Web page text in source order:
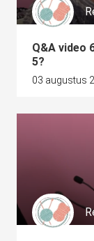
Q&A video
5?
03 augustus